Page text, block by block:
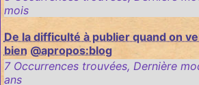
mois
De la difficulté à publier quand on
bien @apropos:blog
7 Occurrences trouvées, Dernière
ans